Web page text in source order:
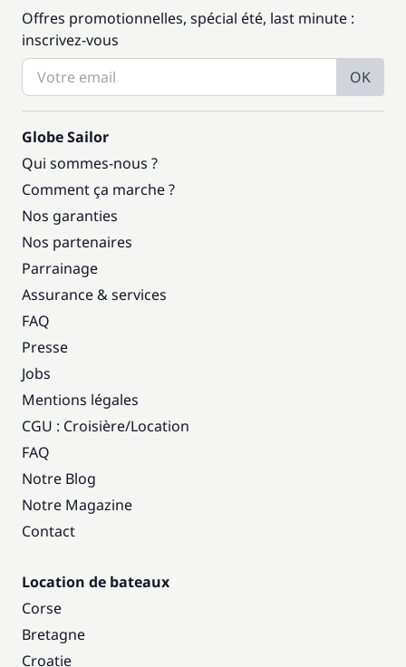
Offres promotionnelles, spécial été, last minute :
inscrivez-vous
OK
Globe Sailor
Qui sommes-nous ?
Comment ça marche ?
Nos garanties
Nos partenaires
Parrainage
Assurance & services
FAQ
Presse
Jobs
Mentions légales
CGU : Croisière/Location
FAQ
Notre Blog
Notre Magazine
Contact
Location de bateaux
Corse
Bretagne
Croatie